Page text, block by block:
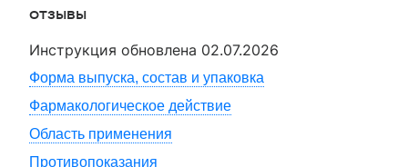
отзывы
Инструкция обновлена 02.07.2026
Форма выпуска, состав и упаковка
Фармакологическое действие
Область применения
Противопоказания